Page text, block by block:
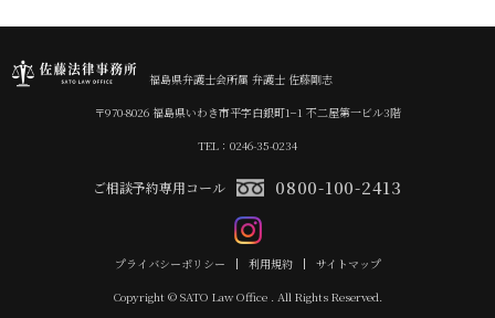
福島県弁護士会所属 弁護士 佐藤剛志
〒970-8026 福島県いわき市平字白銀町1−1 不二屋第一ビル3階
TEL：0246-35-0234
ご相談予約専用コール 0800-100-2413
プライバシーポリシー 利用規約
サイトマップ
Copyright © SATO Law Office . All Rights Reserved.